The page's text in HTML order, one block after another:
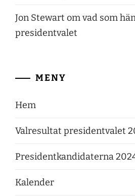
Jon Stewart om vad som
presidentvalet
MENY
Hem
Valresultat presidentvalet
Presidentkandidaterna
Kalender